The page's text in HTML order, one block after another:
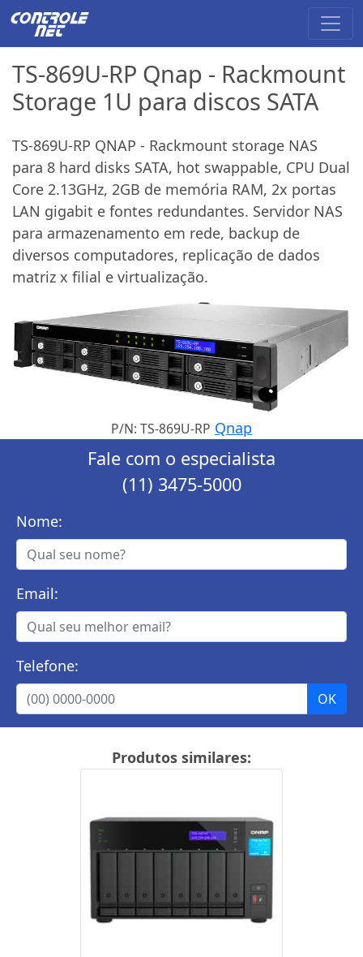
TS-869U-RP Qnap - Rackmount
Storage 1U para discos SATA
TS-869U-RP QNAP - Rackmount storage NAS
para 8 hard disks SATA, hot swappable, CPU Dual
Core 2.13GHz, 2GB de memória RAM, 2x portas
LAN gigabit e fontes redundantes. Servidor NAS
para armazenamento em rede, backup de
diversos computadores, replicação de dados
matriz x filial e virtualização.
P/N: TS-869U-RP Qnap
Fale com o especialista
(11) 3475-5000
Nome:
Email:
Telefone:
Produtos similares: